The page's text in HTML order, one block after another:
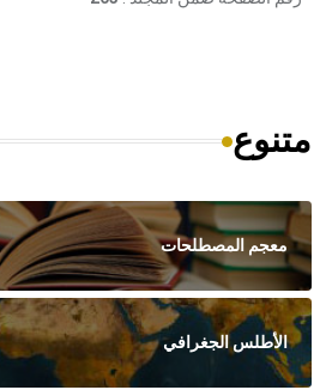
متنوع
معجم المصطلحات
الأطلس الجغرافي